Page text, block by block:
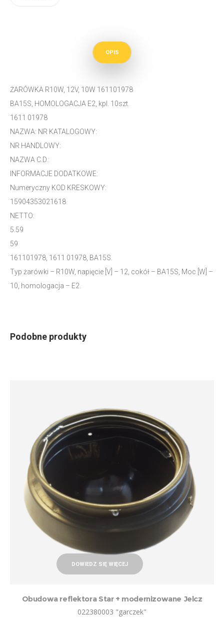
OPIS
ŻARÓWKA R10W, 12V, 10W 161101978
BA15S, HOMOLOGACJA E2, kpl. 10szt.
1611 01978
NAZWA: NR KATALOGOWY:
NR HANDLOWY:
NAZWA C.D.:
INFORMACJE DODATKOWE:
Numeryczny KOD KRESKOWY:
15904353021618
NETTO:
5.59
59
161101978, 1611 01978, BA15S.
Typ żarówki – R10W, napięcie [V] – 12, cokół – BA15S, Moc [W] –
10, homologacja – E2.
Podobne produkty
DOWIEDZ SIĘ WIĘCEJ
Obudowa reflektora Star + modernizowane Jelcz
022380003 "garczek"